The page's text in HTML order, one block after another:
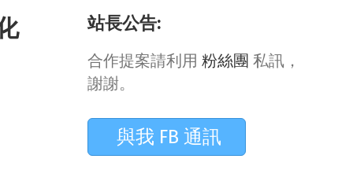
站長公告:
合作提案請利用 粉絲團 私訊，
謝謝。
與我 FB 通訊